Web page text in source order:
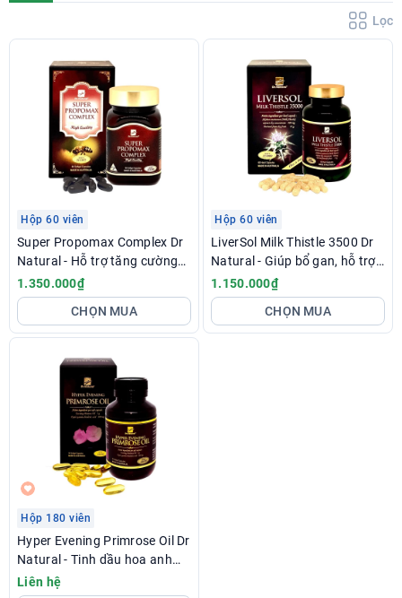
Lọc
Hộp 60 viên
Super Propomax Complex Dr
Natural - Hỗ trợ tăng cường
sức đề kháng
1.350.000₫
CHỌN MUA
Hộp 60 viên
LiverSol Milk Thistle 3500 Dr
Natural - Giúp bổ gan, hỗ trợ
tăng cường chức năng gan
1.150.000₫
CHỌN MUA
Hộp 180 viên
Hyper Evening Primrose Oil Dr
Natural - Tinh dầu hoa anh
thảo Úc
Liên hệ